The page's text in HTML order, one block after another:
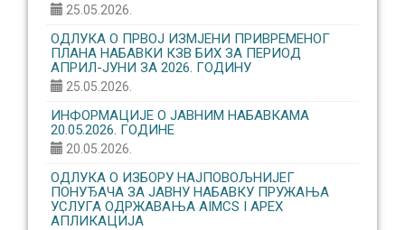
25.05.2026.
ОДЛУКА О ПРВОЈ ИЗМЈЕНИ ПРИВРЕМЕНОГ
ПЛАНА НАБАВКИ КЗВ БИХ ЗА ПЕРИОД
АПРИЛ-ЈУНИ ЗА 2026. ГОДИНУ
25.05.2026.
ИНФОРМАЦИЈЕ О ЈАВНИМ НАБАВКАМА
20.05.2026. ГОДИНЕ
20.05.2026.
ОДЛУКА О ИЗБОРУ НАЈПОВОЉНИЈЕГ
ПОНУЂАЧА ЗА ЈАВНУ НАБАВКУ ПРУЖАЊА
УСЛУГА ОДРЖАВАЊА AIMCS I APEX
АПЛИКАЦИЈА